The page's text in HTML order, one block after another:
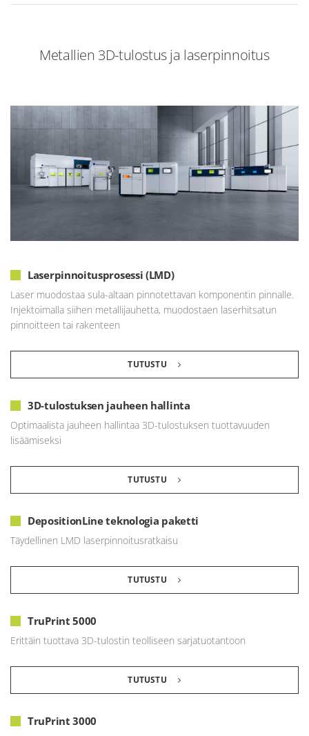
Metallien 3D-tulostus ja laserpinnoitus
Laserpinnoitusprosessi (LMD)
Laser muodostaa sula-altaan pinnotettavan komponentin pinnalle.
Injektoimalla siihen metallijauhetta, muodostaen laserhitsatun
pinnoitteen tai rakenteen
TUTUSTU
3D-tulostuksen jauheen hallinta
Optimaalista jauheen hallintaa 3D-tulostuksen tuottavuuden
lisäämiseksi
TUTUSTU
DepositionLine teknologia paketti
Täydellinen LMD laserpinnoitusratkaisu
TUTUSTU
TruPrint 5000
Erittäin tuottava 3D-tulostin teolliseen sarjatuotantoon
TUTUSTU
TruPrint 3000